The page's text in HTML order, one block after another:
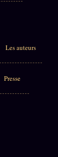
Les auteurs
Presse